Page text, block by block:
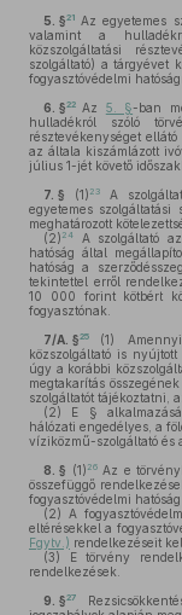
5. §21 Az egyetemes
valamint a
közszolgáltatási
szolgáltató) a tárgyévet
fogyasztóvédelmi
6. §22 Az 5. §-ban
hulladékról szóló
résztevékenységet
az általa kiszámlázott
július 1-jét követő
7. § (1) 23
A
egyetemes szolgáltatási
meghatározott
(2) 24 A szolgáltató az
hatóság által
hatóság a
tekintettel erről
10 000 forint kötbért
fogyasztónak.
7/A. §25 (1)
közszolgáltató is
úgy a korábbi
megtakarítás
szolgáltatót tájékoztatni,
(2) E §
hálózati engedélyes, a
víziközmű-szolgáltató és
8. § (1) 26Az e
összefüggő
fogyasztóvédelmi hatóság
(2) A
eltérésekkel a
Fgytv.) rendelkezéseit
(3) E törvény
rendelkezések.
9. §27